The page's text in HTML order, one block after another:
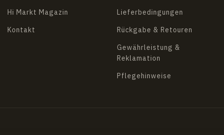
Hi Markt Magazin
Kontakt
Lieferbedingungen
Rückgabe & Retouren
Gewährleistung &
Reklamation
Pflegehinweise